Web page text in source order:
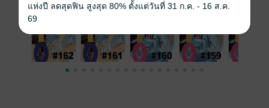
แห่งปี ลดสุดฟิน สูงสุด 80% ตั้งแต่วันที่ 31 ก.ค. - 16 ส.ค.
69